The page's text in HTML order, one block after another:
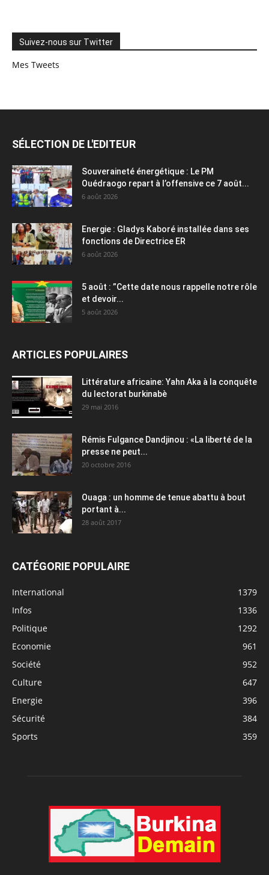
Suivez-nous sur Twitter
Mes Tweets
SÉLECTION DE L'EDITEUR
Souveraineté énergétique : Le PM
Ouédraogo repart à l’offensive ce 7 août...
6 août 2026
Energie : Gladys Kaboré installée dans ses
fonctions de Directrice ER
6 août 2026
5 août : ”Cette date nous rappelle notre rôle
et devoir...
5 août 2026
ARTICLES POPULAIRES
Littérature africaine: Yahn Aka à la conquête
du lectorat burkinabè
29 mai 2016
Rémis Fulgance Dandjinou : «La liberté de la
presse ne peut...
20 octobre 2016
Ouaga : un homme de tenue abattu à bout
portant à...
28 août 2017
CATÉGORIE POPULAIRE
International
1379
Infos
1336
Politique
1292
Economie
961
Société
952
Culture
647
Energie
396
Sécurité
384
Sports
359